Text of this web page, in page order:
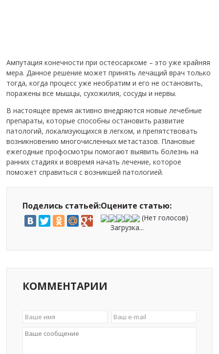
Ампутация конечности при остеосаркоме – это уже крайняя
мера. Данное решение может принять лечащий врач только
тогда, когда процесс уже необратим и его не остановить,
поражены все мышцы, сухожилия, сосуды и нервы.
В настоящее время активно внедряются новые лечебные
препараты, которые способны остановить развитие
патологий, локализующихся в легком, и препятствовать
возникновению многочисленных метастазов. Плановые
ежегодные профосмотры помогают выявить болезнь на
ранних стадиях и вовремя начать лечение, которое
поможет справиться с возникшей патологией.
Поделись статьей:Оцените статью:
(Нет голосов)
Загрузка...
КОММЕНТАРИИ